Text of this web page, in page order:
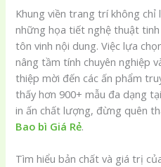
Khung viền trang trí không
những họa tiết nghệ thuật
tôn vinh nội dung. Việc lựa
nâng tầm tính chuyên nghiệp
thiệp mời đến các ấn phẩm
thấy hơn 900+ mẫu đa dạng
in ấn chất lượng, đừng quên
Bao bì Giá Rẻ.
Tìm hiểu bản chất và giá trị